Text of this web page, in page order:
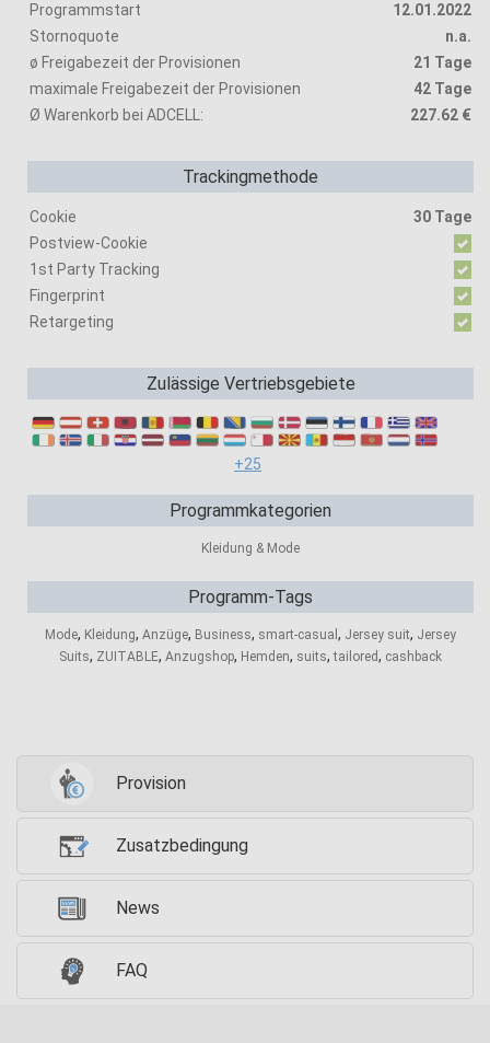
Programmstart
12.01.2022
Stornoquote
n.a.
ø Freigabezeit der Provisionen
21 Tage
maximale Freigabezeit der Provisionen
42 Tage
Ø Warenkorb bei ADCELL:
227.62 €
Trackingmethode
Cookie
30 Tage
Postview-Cookie
1st Party Tracking
Fingerprint
Retargeting
Zulässige Vertriebsgebiete
+25
Programmkategorien
Kleidung & Mode
Programm-Tags
Mode, Kleidung, Anzüge, Business, smart-casual , Jersey suit, Jersey
Suits, ZUITABLE, Anzugshop, Hemden, suits,tailored, cashback
Provision
Zusatzbedingung
News
FAQ